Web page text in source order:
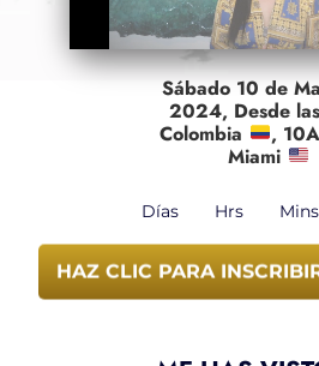
Sábado 10 de
2024, Desde
Colombia
,
Miami
Días Hrs Mins
HAZ CLIC PARA